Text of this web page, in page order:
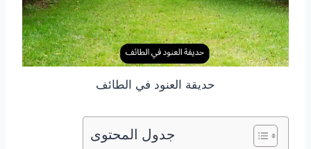
حديقة العنود في الطائف
جدول المحتوى